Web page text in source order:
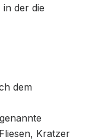
der die
dem
Kratzer